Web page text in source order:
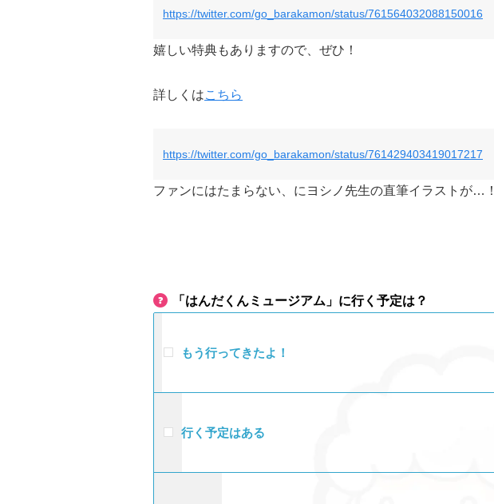
https://twitter.com/go_barakamon/status/761564032088150016
嬉しい特典もありますので、ぜひ！
詳しくはこちら
https://twitter.com/go_barakamon/status/761429403419017217
ファンにはたまらない、にヨシノ先生の直筆イラストが…！
「はんだくんミュージアム」に行く予定は？
もう行ってきたよ！
行く予定はある